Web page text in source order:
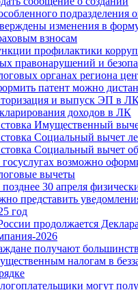
подразделения
изменения в
взносам
профилактики
правонарушений и
органах региона
патент можно
и выпуск ЭП в
доходов в ЛК
Имущественный
Социальный вычет
Социальный вычет
возможно
вычеты
30 апреля
представить
год
продолжается
2026
получают
налогам в
могут